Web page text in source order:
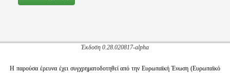
Έκδοση 0.28.020817-alpha
Η παρούσα έρευνα έχει συγχρηματοδοτηθεί από την Ευρωπαϊκή Ένωση (Ευρωπαϊκό